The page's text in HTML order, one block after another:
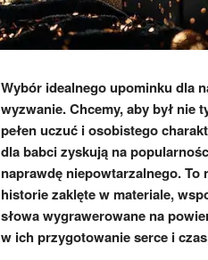
Wybór idealnego upominku dla
wyzwanie. Chcemy, aby był nie
pełen uczuć i osobistego
dla babci zyskują na
naprawdę niepowtarzalnego. To
historie zaklęte w materiale,
słowa wygrawerowane na
w ich przygotowanie serce i